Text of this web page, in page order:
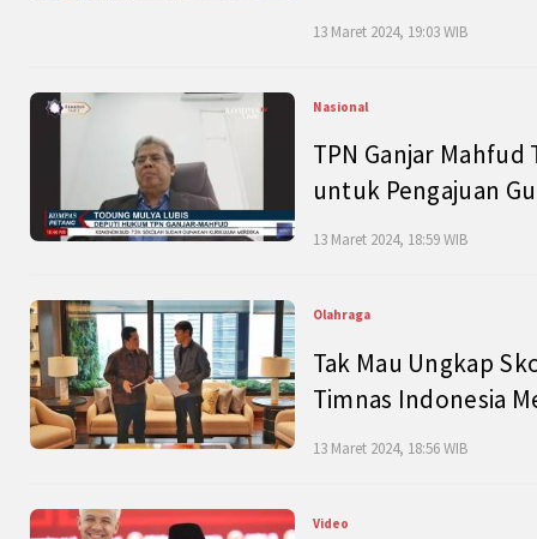
13 Maret 2024, 19:03 WIB
Nasional
TPN Ganjar
untuk Pengajuan
13 Maret 2024, 18:59 WIB
Olahraga
Tak Mau Ungkap
Timnas Indonesia
13 Maret 2024, 18:56 WIB
Video